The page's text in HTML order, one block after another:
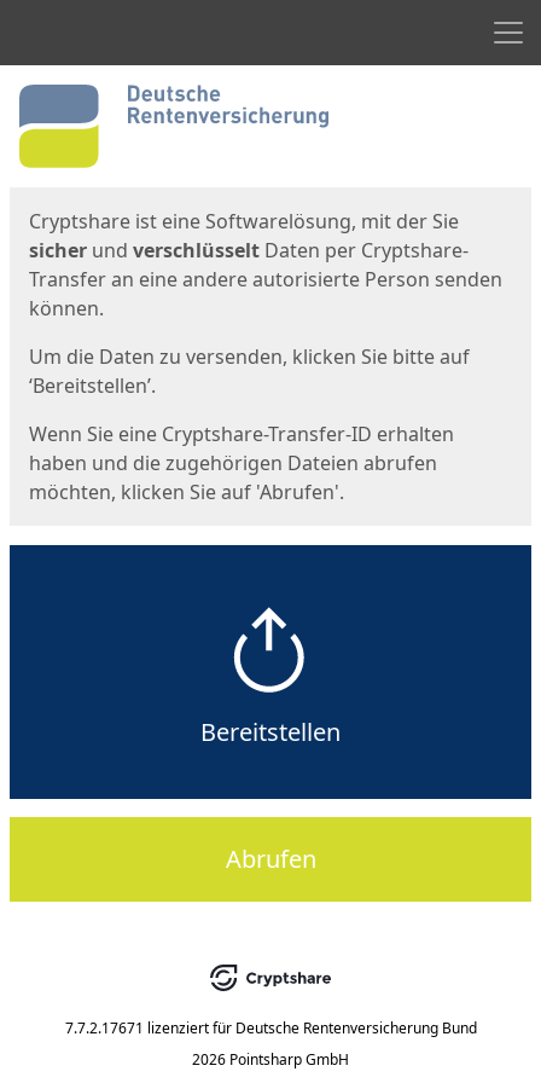
Start
Cryptshare ist eine Softwarelösung, mit der Sie
sicher und verschlüsselt Daten per Cryptshare-
Transfer an eine andere autorisierte Person senden
können.
Um die Daten zu versenden, klicken Sie bitte auf
‘Bereitstellen’.
Wenn Sie eine Cryptshare-Transfer-ID erhalten
haben und die zugehörigen Dateien abrufen
möchten, klicken Sie auf 'Abrufen'.
Bereitstellen
Abrufen
7.7.2.17671 lizenziert für Deutsche Rentenversicherung Bund
2026 Pointsharp GmbH